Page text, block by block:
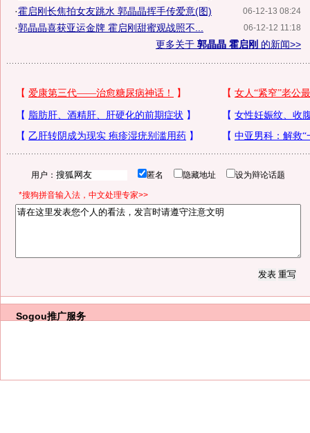
06-12-13 08:24
·霍启刚长焦拍女友跳水 郭晶晶挥手传爱意(图)
06-12-12 11:18
·郭晶晶喜获亚运金牌 霍启刚甜蜜观战照不...
更多关于 郭晶晶 霍启刚 的新闻>>
用户： 匿名 隐藏地址 设为辩论话题
*搜狗拼音输入法，中文处理专家>>
Sogou推广服务